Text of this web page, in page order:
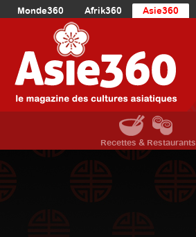
Monde360 Afrik360 Asie360
Europe360
Océanie360
Recettes & Restaurants